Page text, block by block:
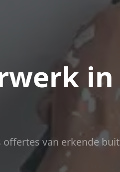
in
van erkende